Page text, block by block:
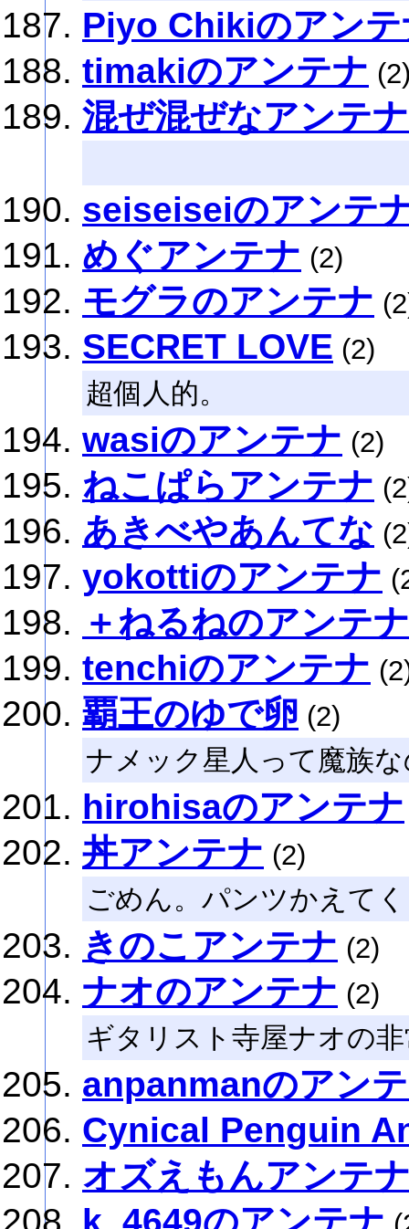
Piyo Chikiのアンテ
timakiのアンテナ
混ぜ混ぜなアンテナ
seiseiseiのアンテ
めぐアンテナ (2)
モグラのアンテナ
SECRET LOVE (2)
超個人的。
wasiのアンテナ (2)
ねこぱらアンテナ
あきべやあんてな
yokottiのアンテナ
＋ねるねのアンテ
tenchiのアンテナ
覇王のゆで卵 (2)
ナメック星人って魔族
hirohisaのアンテナ
丼アンテナ (2)
ごめん。パンツかえて
きのこアンテナ (2)
ナオのアンテナ (2)
ギタリスト寺屋ナオの
anpanmanのアン
Cynical Penguin
オズえもんアンテ